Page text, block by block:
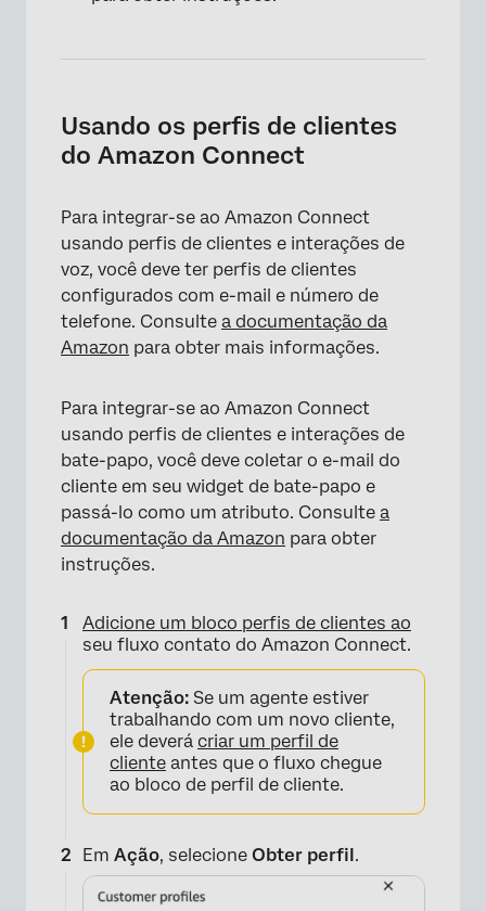
×
Usando os perfis de clientes
do Amazon Connect
Para integrar-se ao Amazon Connect
usando perfis de clientes e interações de
voz, você deve ter perfis de clientes
configurados com e-mail e número de
telefone. Consulte a documentação da
Amazon para obter mais informações.
Para integrar-se ao Amazon Connect
usando perfis de clientes e interações de
bate-papo, você deve coletar o e-mail do
cliente em seu widget de bate-papo e
passá-lo como um atributo. Consulte a
documentação da Amazon para obter
instruções.
Adicione um bloco perfis de clientes ao
seu fluxo contato do Amazon Connect.
Atenção: Se um agente estiver
trabalhando com um novo cliente,
ele deverá criar um perfil de
cliente antes que o fluxo chegue
ao bloco de perfil de cliente.
Em Ação, selecione Obter perfil.